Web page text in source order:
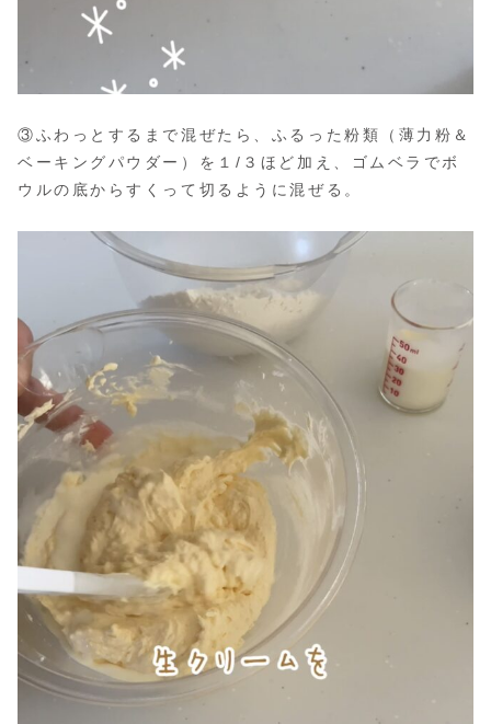
③ふわっとするまで混ぜたら、ふるった粉類（薄力粉＆
ベーキングパウダー）を１/３ほど加え、ゴムベラでボ
ウルの底からすくって切るように混ぜる。